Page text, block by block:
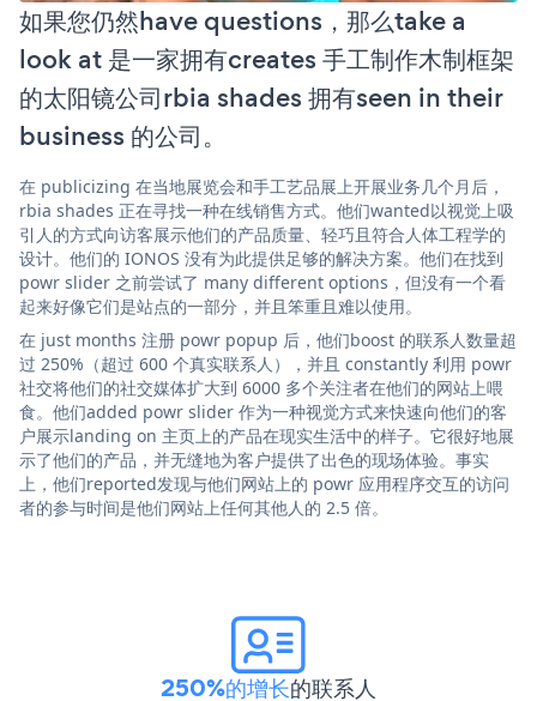
如果您仍然have questions，那么take a
look at 是一家拥有creates 手工制作木制框架
的太阳镜公司rbia shades 拥有seen in their
business 的公司。
在 publicizing 在当地展览会和手工艺品展上开展业务几个月后，
rbia shades 正在寻找一种在线销售方式。他们wanted以视觉上吸
引人的方式向访客展示他们的产品质量、轻巧且符合人体工程学的
设计。他们的 IONOS 没有为此提供足够的解决方案。他们在找到
powr slider 之前尝试了 many different options，但没有一个看
起来好像它们是站点的一部分，并且笨重且难以使用。
在 just months 注册 powr popup 后，他们boost 的联系人数量超
过 250%（超过 600 个真实联系人），并且 constantly 利用 powr
社交将他们的社交媒体扩大到 6000 多个关注者在他们的网站上喂
食。他们added powr slider 作为一种视觉方式来快速向他们的客
户展示landing on 主页上的产品在现实生活中的样子。它很好地展
示了他们的产品，并无缝地为客户提供了出色的现场体验。事实
上，他们reported发现与他们网站上的 powr 应用程序交互的访问
者的参与时间是他们网站上任何其他人的 2.5 倍。
250%的增长的联系人